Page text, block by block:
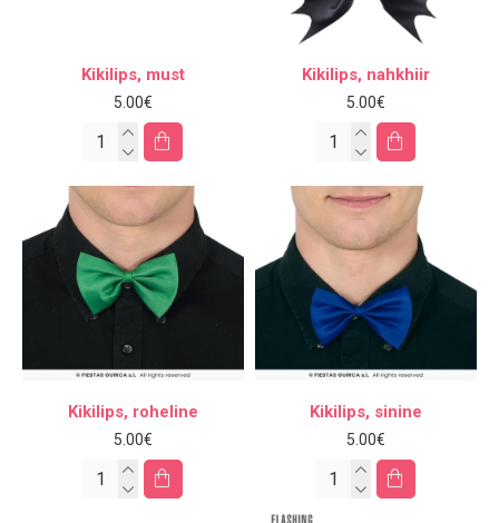
Kikilips, must
5.00€
Kikilips, nahkhiir
5.00€
Kikilips, roheline
5.00€
Kikilips, sinine
5.00€